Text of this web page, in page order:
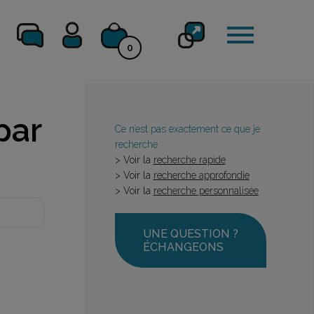
0
Ce n’est pas exactement ce que je
recherche
> Voir la recherche rapide
> Voir la recherche approfondie
> Voir la recherche personnalisée
UNE QUESTION ?
ÉCHANGEONS